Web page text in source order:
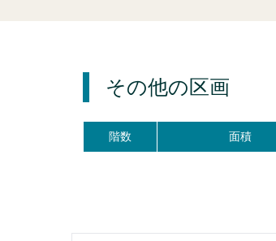
その他の区画
階数 面積